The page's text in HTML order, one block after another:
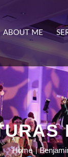
ABOUT ME
Home